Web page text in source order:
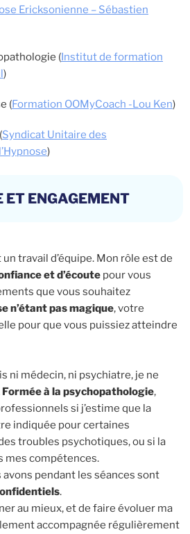
Ericksonienne – Sébastien
(Institut de formation
)
(Formation OOMyCoach -Lou Ken)
Syndicat Unitaire des
)
ET ENGAGEMENT
travail d’équipe. Mon rôle est de
et d’écoute pour vous
que vous souhaitez
n’étant pas magique, votre
pour que vous puissiez atteindre
ni médecin, ni psychiatre, je ne
Formée à la psychopathologie,
si j’estime que la
indiquée pour certaines
troubles psychotiques, ou si la
mes compétences.
avons pendant les séances sont
.
au mieux, et de faire évoluer ma
accompagnée régulièrement